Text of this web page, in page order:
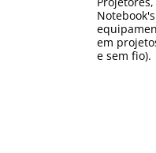
em
e sem fio).